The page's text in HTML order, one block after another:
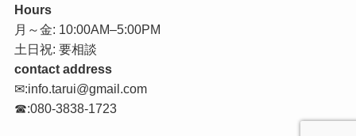
Hours
月～金: 10:00AM–5:00PM
土日祝: 要相談
contact address
✉:info.tarui@gmail.com
☎:080-3838-1723